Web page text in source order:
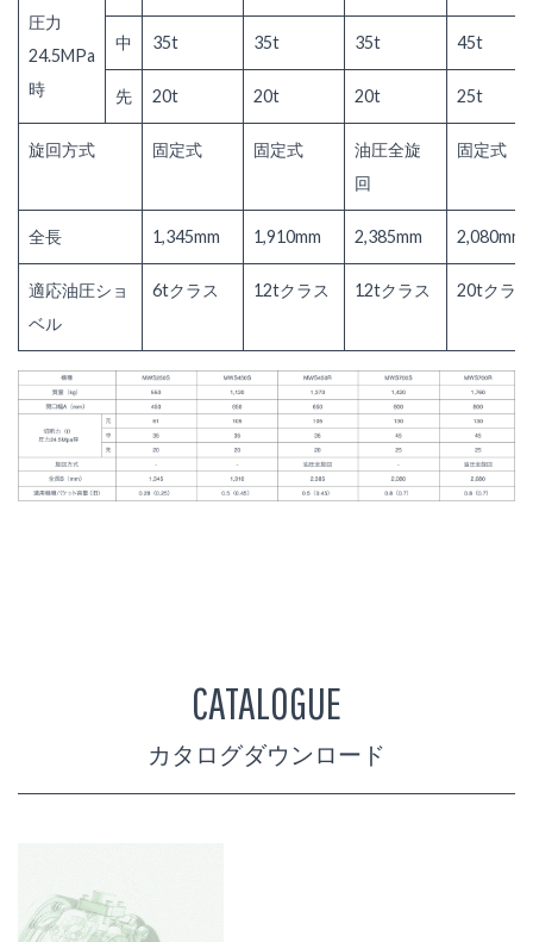
圧力
24.5MPa
時
中 35t 35t 35t 45t
先 20t 20t 20t 25t
旋回方式 固定式 固定式
油圧全旋
回
固定式
全長 1,345mm 1,910mm 2,385mm 2,080mm
適応油圧ショ
ベル
6tクラス 12tクラス 12tクラス 20tクラス
CATALOGUE
カタログダウンロード